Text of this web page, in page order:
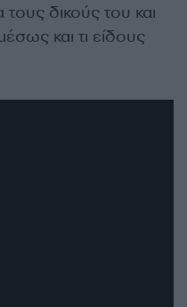
δικούς του και
και τι είδους